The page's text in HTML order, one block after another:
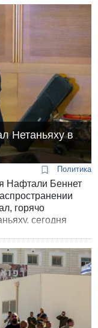
Нетаньяху в
Политика
Нафтали Беннет
горячо
сегодня